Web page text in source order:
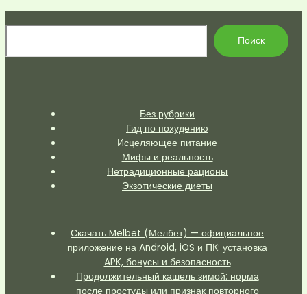
Поиск
Без рубрики
Гид по похудению
Исцеляющее питание
Мифы и реальность
Нетрадиционные рационы
Экзотические диеты
Скачать Melbet (Мелбет) — официальное
приложение на Android, iOS и ПК: установка
APK, бонусы и безопасность
Продолжительный кашель зимой: норма
после простуды или признак повторного